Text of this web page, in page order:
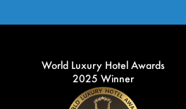
World Luxury Hotel Awards
2025 Winner